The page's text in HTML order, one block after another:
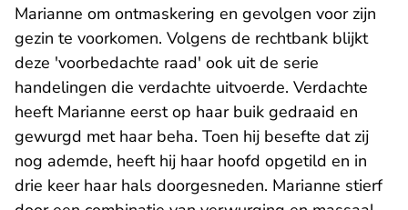
Marianne om ontmaskering en gevolgen voor zijn
gezin te voorkomen. Volgens de rechtbank blijkt
deze 'voorbedachte raad' ook uit de serie
handelingen die verdachte uitvoerde. Verdachte
heeft Marianne eerst op haar buik gedraaid en
gewurgd met haar beha. Toen hij besefte dat zij
nog ademde, heeft hij haar hoofd opgetild en in
drie keer haar hals doorgesneden. Marianne stierf